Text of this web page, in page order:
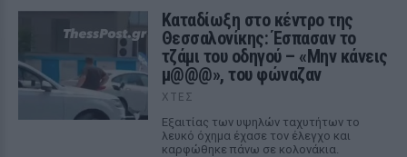
Καταδίωξη στο κέντρο της
Θεσσαλονίκης: Έσπασαν το
τζάμι του οδηγού – «Μην κάνεις
μ@@@», του φώναζαν
ΧΤΕΣ
Εξαιτίας των υψηλών ταχυτήτων το
λευκό όχημα έχασε τον έλεγχο και
καρφώθηκε πάνω σε κολονάκια.